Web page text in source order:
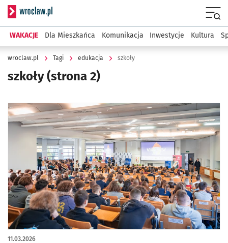
Serwis informacyjny wroclaw.pl
WAKACJE Dla Mieszkańca Komunikacja Inwestycje Kultura
wroclaw.pl Tagi edukacja szkoły
szkoły(strona 2)
11.03.2026